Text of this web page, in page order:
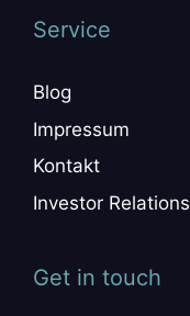
Service
Blog
Impressum
Kontakt
Investor Relations
Get in touch